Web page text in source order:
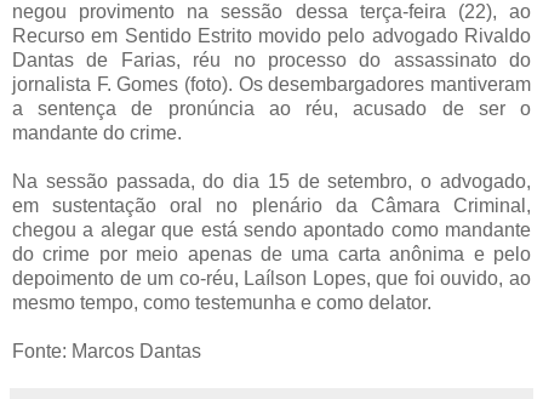
negou provimento na sessão dessa terça-feira (22), ao
Recurso em Sentido Estrito movido pelo advogado Rivaldo
Dantas de Farias, réu no processo do assassinato do
jornalista F. Gomes (foto). Os desembargadores mantiveram
a sentença de pronúncia ao réu, acusado de ser o
mandante do crime.
Na sessão passada, do dia 15 de setembro, o advogado,
em sustentação oral no plenário da Câmara Criminal,
chegou a alegar que está sendo apontado como mandante
do crime por meio apenas de uma carta anônima e pelo
depoimento de um co-réu, Laílson Lopes, que foi ouvido, ao
mesmo tempo, como testemunha e como delator.
Fonte: Marcos Dantas